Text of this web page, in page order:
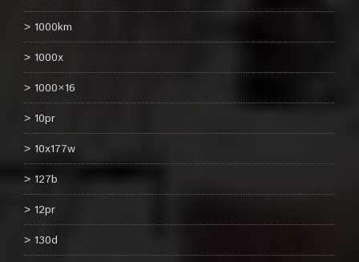
1000km
1000x
1000×16
10pr
10x177w
127b
12pr
130d